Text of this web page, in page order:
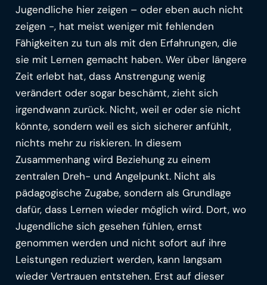
Jugendliche hier zeigen – oder eben auch nicht
zeigen -, hat meist weniger mit fehlenden
Fähigkeiten zu tun als mit den Erfahrungen, die
sie mit Lernen gemacht haben. Wer über längere
Zeit erlebt hat, dass Anstrengung wenig
verändert oder sogar beschämt, zieht sich
irgendwann zurück. Nicht, weil er oder sie nicht
könnte, sondern weil es sich sicherer anfühlt,
nichts mehr zu riskieren. In diesem
Zusammenhang wird Beziehung zu einem
zentralen Dreh- und Angelpunkt. Nicht als
pädagogische Zugabe, sondern als Grundlage
dafür, dass Lernen wieder möglich wird. Dort, wo
Jugendliche sich gesehen fühlen, ernst
genommen werden und nicht sofort auf ihre
Leistungen reduziert werden, kann langsam
wieder Vertrauen entstehen. Erst auf dieser